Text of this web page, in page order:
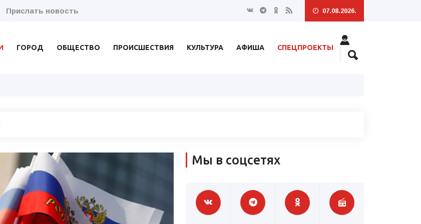
Прислать новость 07.08.2026.
ГОРОД ОБЩЕСТВО ПРОИСШЕСТВИЯ КУЛЬТУРА АФИША СПЕЦПРОЕКТЫ
Мы в соцсетях